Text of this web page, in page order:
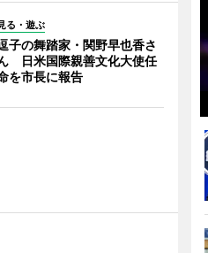
る・遊ぶ
子の舞踏家・関野早也香さ
日米国際親善文化大使任
を市長に報告